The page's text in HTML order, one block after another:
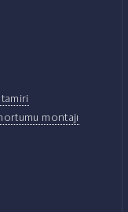
montajı